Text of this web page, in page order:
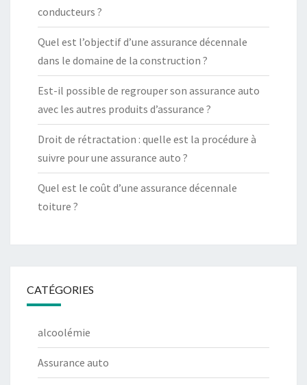
conducteurs ?
Quel est l’objectif d’une assurance décennale
dans le domaine de la construction ?
Est-il possible de regrouper son assurance auto
avec les autres produits d’assurance ?
Droit de rétractation : quelle est la procédure à
suivre pour une assurance auto ?
Quel est le coût d’une assurance décennale
toiture ?
CATÉGORIES
alcoolémie
Assurance auto